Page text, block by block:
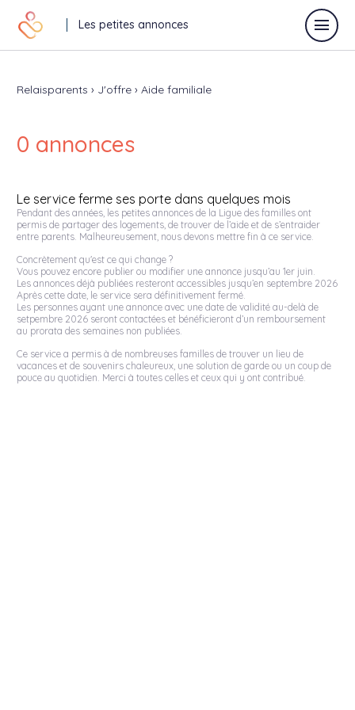
Les petites annonces
Annonces vacances
Annonces relaisparents
J'offre
Je recherche
Autres
Relaisparents › J'offre › Aide familiale
0 annonces
Le service ferme ses porte dans quelques mois
Pendant des années, les petites annonces de la Ligue des familles ont
permis de partager des logements, de trouver de l’aide et de s’entraider
entre parents. Malheureusement, nous devons mettre fin à ce service.
Concrètement qu'est ce qui change ?
Vous pouvez encore publier ou modifier une annonce jusqu’au 1er juin.
Les annonces déjà publiées resteront accessibles jusqu’en septembre 2026
Après cette date, le service sera définitivement fermé.
Les personnes ayant une annonce avec une date de validité au-delà de
setpembre 2026 seront contactées et bénéficieront d’un remboursement
au prorata des semaines non publiées.
Ce service a permis à de nombreuses familles de trouver un lieu de
vacances et de souvenirs chaleureux, une solution de garde ou un coup de
pouce au quotidien. Merci à toutes celles et ceux qui y ont contribué.